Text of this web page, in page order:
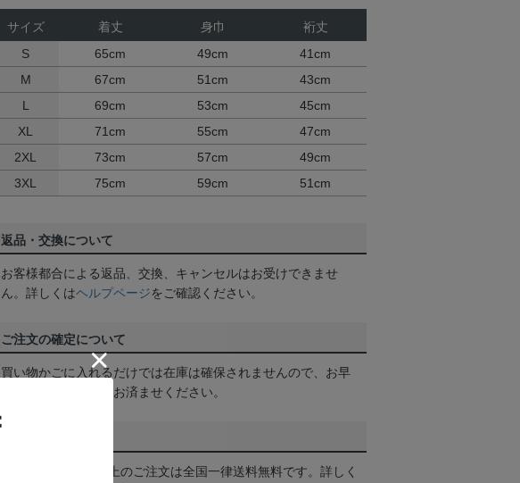
サイズ 着丈 身巾
裄丈
S
65cm 49cm
41cm
M
67cm 51cm
43cm
L
69cm 53cm
45cm
XL
71cm 55cm
47cm
2XL
73cm 57cm
49cm
3XL
75cm 59cm 51cm
返品・交換について
お客様都合による返品、交換、キャンセルはお受けできませ
ん。詳しくはヘルプページをご確認ください。
ご注文の確定について
買い物かごに入れるだけでは在庫は確保されませんので、お早
めにご購入手続きをお済ませください。
3,980円（税込）以上のご注文は全国一律送料無料です。詳しく